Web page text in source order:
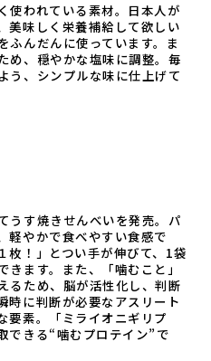
使われている素材。日本人が
美味しく栄養補給して欲しい
ふんだんに使っています。ま
め、穏やかな塩味に調整。毎
う、シンプルな味に仕上げて
うす焼きせんべいを発売。パ
軽やかで食べやすい食感で
枚！」とつい手が伸びて、1袋
ます。また、「噛むこと」
るため、脳が活性化し、判断
時に判断が必要なアスリート
要素。「ミライオニギリプ
できる“噛むプロテイン”で